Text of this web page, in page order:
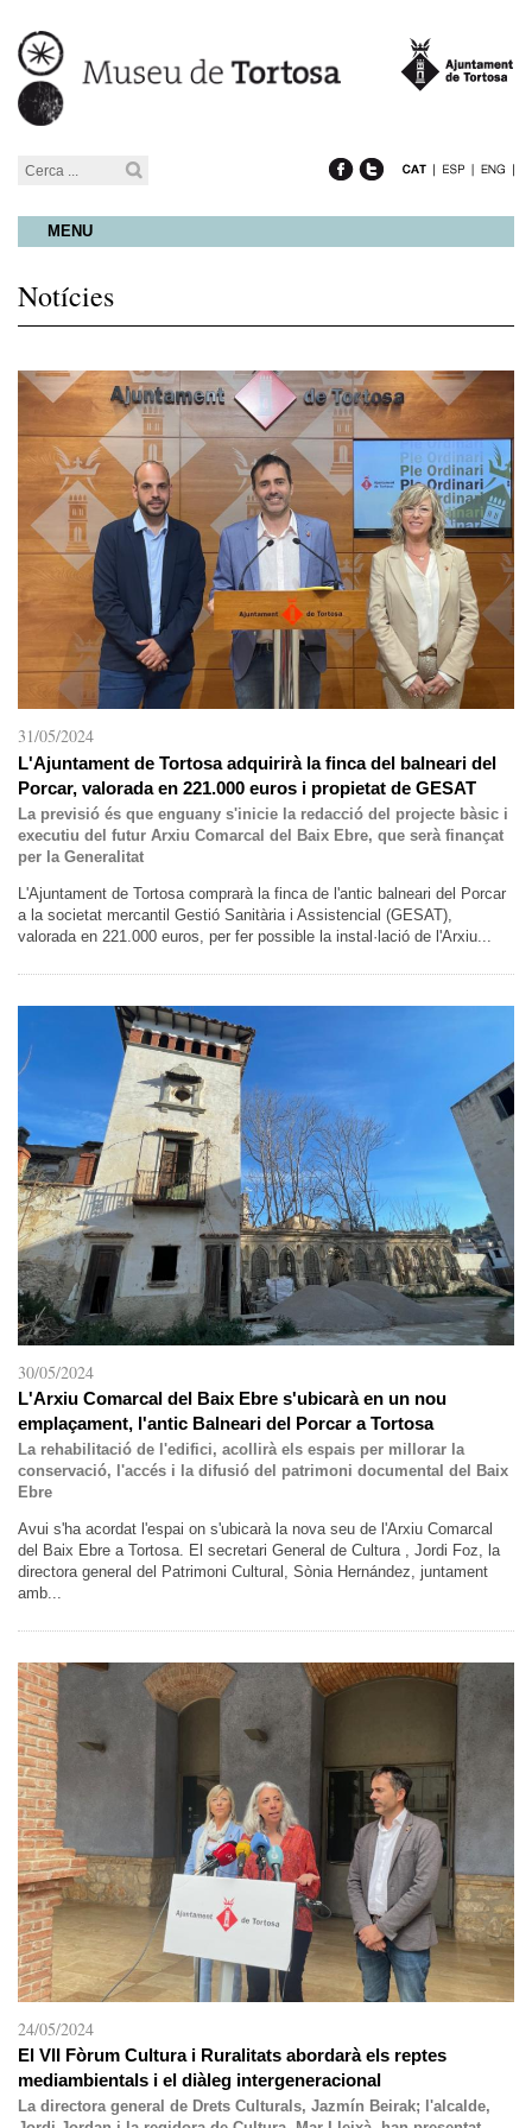
MENU
Notícies
31/05/2024
L'Ajuntament de Tortosa adquirirà la finca del balneari del
Porcar, valorada en 221.000 euros i propietat de GESAT
La previsió és que enguany s'inicie la redacció del projecte bàsic i
executiu del futur Arxiu Comarcal del Baix Ebre, que serà finançat
per la Generalitat
L'Ajuntament de Tortosa comprarà la finca de l'antic balneari del Porcar
a la societat mercantil Gestió Sanitària i Assistencial (GESAT),
valorada en 221.000 euros, per fer possible la instal·lació de l'Arxiu...
30/05/2024
L'Arxiu Comarcal del Baix Ebre s'ubicarà en un nou
emplaçament, l'antic Balneari del Porcar a Tortosa
La rehabilitació de l'edifici, acollirà els espais per millorar la
conservació, l'accés i la difusió del patrimoni documental del Baix
Ebre
Avui s'ha acordat l'espai on s'ubicarà la nova seu de l'Arxiu Comarcal
del Baix Ebre a Tortosa. El secretari General de Cultura , Jordi Foz, la
directora general del Patrimoni Cultural, Sònia Hernández, juntament
amb...
24/05/2024
El VII Fòrum Cultura i Ruralitats abordarà els reptes
mediambientals i el diàleg intergeneracional
La directora general de Drets Culturals, Jazmín Beirak; l'alcalde,